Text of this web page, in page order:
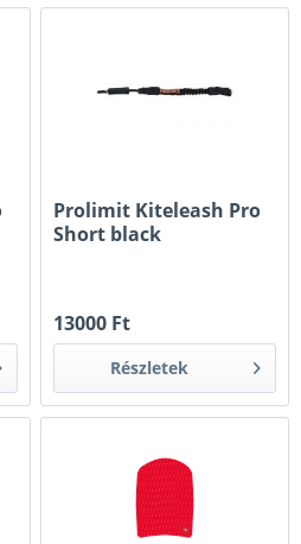
Prolimit Kiteleash Pro
Short black
13000 Ft
Részletek